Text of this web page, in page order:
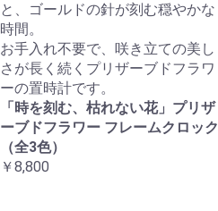
と、ゴールドの針が刻む穏やかな
時間。
お手入れ不要で、咲き立ての美し
さが長く続くプリザーブドフラワ
ーの置時計です。
「時を刻む、枯れない花」プリザ
ーブドフラワー フレームクロック
（全3色）
￥8,800